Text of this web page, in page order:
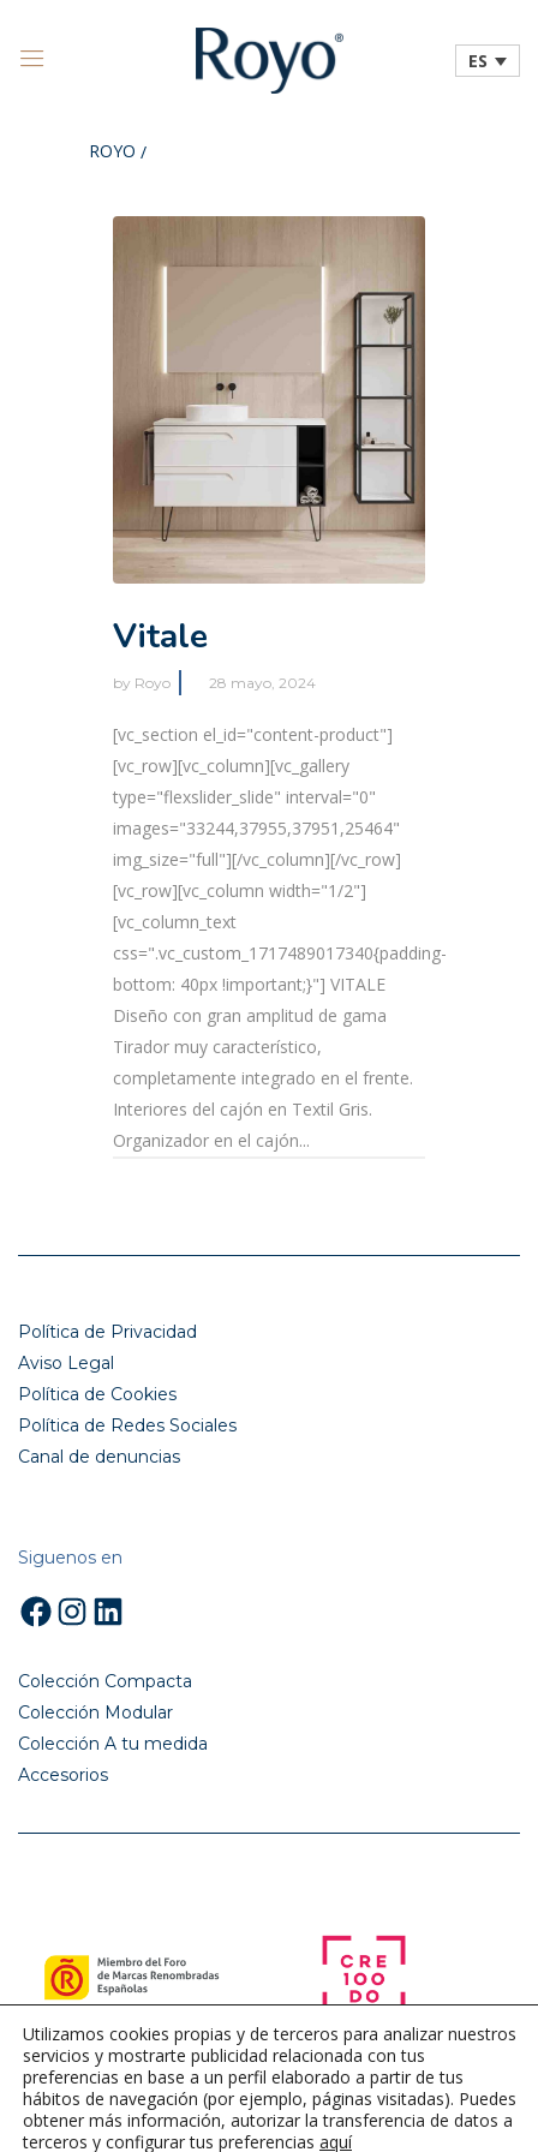
ES
ROYO /
Vitale
by Royo 28 mayo, 2024
[vc_section el_id="content-product"]
[vc_row][vc_column][vc_gallery
type="flexslider_slide" interval="0"
images="33244,37955,37951,25464"
img_size="full"][/vc_column][/vc_row]
[vc_row][vc_column width="1/2"]
[vc_column_text
css=".vc_custom_1717489017340{padding-
bottom: 40px !important;}"] VITALE
Diseño con gran amplitud de gama
Tirador muy característico,
completamente integrado en el frente.
Interiores del cajón en Textil Gris.
Organizador en el cajón...
Política de Privacidad
Aviso Legal
Política de Cookies
Política de Redes Sociales
Canal de denuncias
Siguenos en
Facebook
Instagram
LinkedIn
Colección Compacta
Colección Modular
Colección A tu medida
Accesorios
Utilizamos cookies propias y de terceros para analizar nuestros
servicios y mostrarte publicidad relacionada con tus
preferencias en base a un perfil elaborado a partir de tus
hábitos de navegación (por ejemplo, páginas visitadas). Puedes
obtener más información, autorizar la transferencia de datos a
terceros y configurar tus preferencias aquí